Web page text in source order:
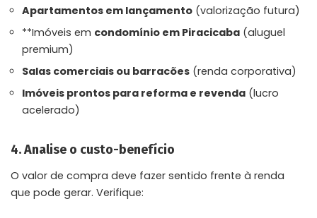
Apartamentos em lançamento (valorização futura)
**Imóveis em condomínio em Piracicaba (aluguel
premium)
Salas comerciais ou barracões (renda corporativa)
Imóveis prontos para reforma e revenda (lucro
acelerado)
4. Analise o custo-benefício
O valor de compra deve fazer sentido frente à renda
que pode gerar. Verifique: